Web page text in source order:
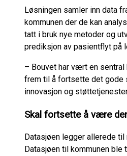
Løsningen samler inn data
kommunen der de kan
tatt i bruk nye metoder og
prediksjon av pasientflyt på
– Bouvet har vært en
frem til å fortsette det gode
innovasjon og
Skal fortsette å være
Datasjøen legger allerede
Datasjøen til kommunen ble